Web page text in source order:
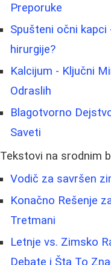
Preporuke
Spušteni očni
hirurgije?
Kalcijum - Ključni
Odraslih
Blagotvorno
Saveti
Tekstovi na srodnim
Vodič za savršen
Konačno Rešenje
Tretmani
Letnje vs. Zimsko
Debate i Šta To